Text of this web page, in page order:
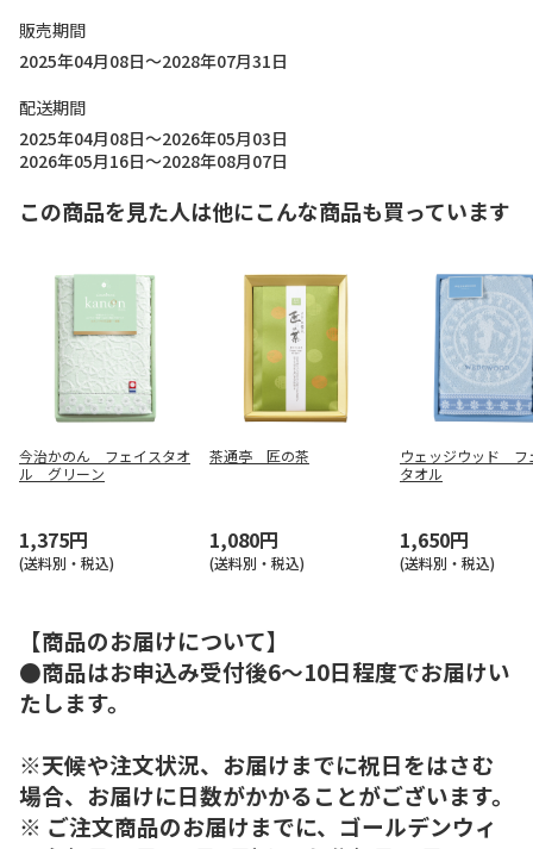
販売期間
2025年04月08日～2028年07月31日
配送期間
2025年04月08日～2026年05月03日
2026年05月16日～2028年08月07日
この商品を見た人は他にこんな商品も買っています
今治かのん フェイスタオ
ル グリーン
1,375円
(送料別・税込)
茶通亭 匠の茶
1,080円
(送料別・税込)
ウェッジウッド フ
タオル
1,650円
(送料別・税込)
【商品のお届けについて】
●商品はお申込み受付後6～10日程度でお届けい
たします。
※天候や注文状況、お届けまでに祝日をはさむ
場合、お届けに日数がかかることがございます。
※ ご注文商品のお届けまでに、ゴールデンウィ